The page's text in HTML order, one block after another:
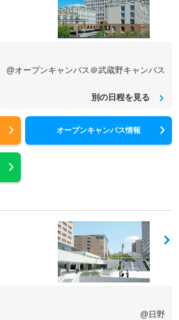
@オープンキャンパス＠武蔵野キャンパス
別の日程を見る
オープンキャンパス情報
@日野